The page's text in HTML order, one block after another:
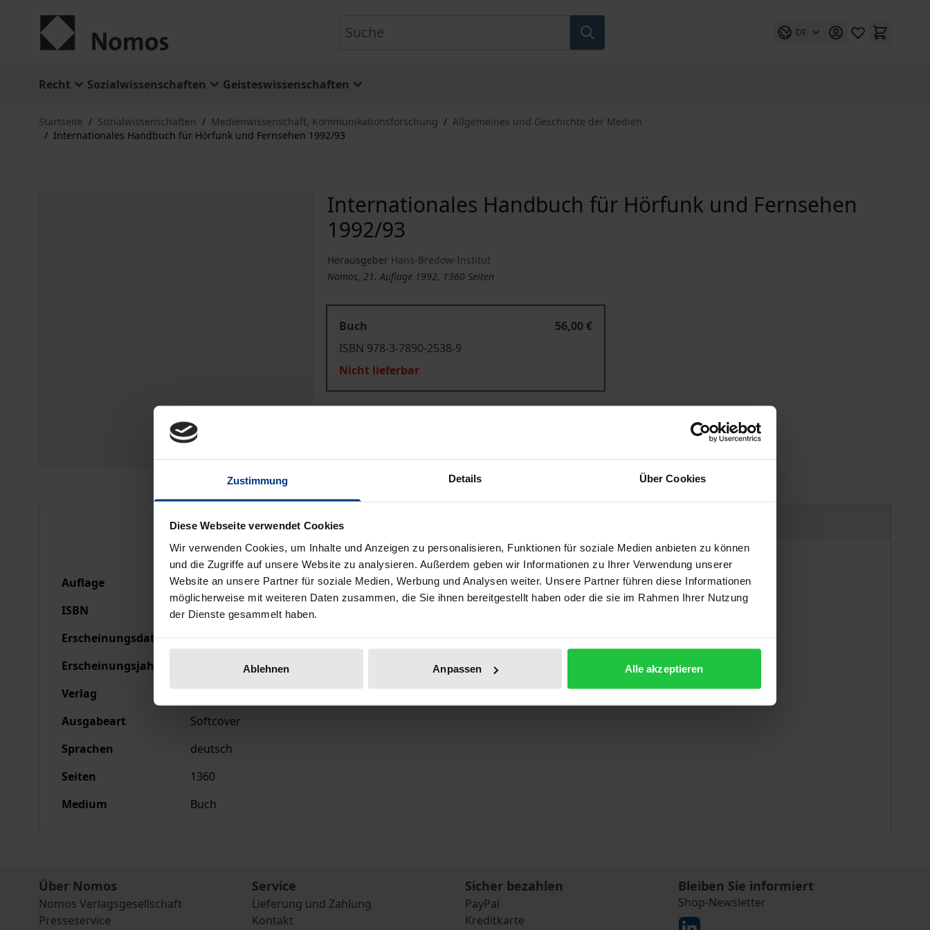
Zustimmung Details Über Cookies
Diese Webseite verwendet Cookies
Wir verwenden Cookies, um Inhalte und Anzeigen zu personalisieren, Funktionen für soziale Medien anbieten zu können
und die Zugriffe auf unsere Website zu analysieren. Außerdem geben wir Informationen zu Ihrer Verwendung unserer
Website an unsere Partner für soziale Medien, Werbung und Analysen weiter. Unsere Partner führen diese Informationen
möglicherweise mit weiteren Daten zusammen, die Sie ihnen bereitgestellt haben oder die sie im Rahmen Ihrer Nutzung
der Dienste gesammelt haben.
Ablehnen Anpassen Alle akzeptieren
DE
Recht Sozialwissenschaften Geisteswissenschaften
Startseite / Sozialwissenschaften / Medienwissenschaft, Kommunikationsforschung / Allgemeines und Geschichte der Medien
/ Internationales Handbuch für Hörfunk und Fernsehen 1992/93
Internationales Handbuch für Hörfunk und Fernsehen
1992/93
Herausgeber Hans-Bredow-Institut
Nomos, 21. Auflage 1992, 1360 Seiten
Buch
56,00 €
ISBN 978-3-7890-2538-9
Nicht lieferbar
Bibliografische Angaben
Auflage
21
ISBN
978-3-7890-2538-9
Erscheinungsdatum
Erscheinungsjahr
Verlag
Nomos
Ausgabeart
Softcover
Sprachen
deutsch
Seiten
1360
Medium
Buch
Über Nomos
Nomos Verlagsgesellschaft
Presseservice
Service
Lieferung und Zahlung
Kontakt
Sicher bezahlen
PayPal
Kreditkarte
Bleiben Sie informiert
Shop-Newsletter